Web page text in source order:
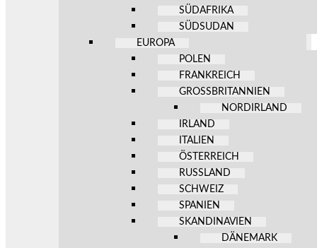
SÜDAFRIKA
SÜDSUDAN
EUROPA
POLEN
FRANKREICH
GROSSBRITANNIEN
NORDIRLAND
IRLAND
ITALIEN
ÖSTERREICH
RUSSLAND
SCHWEIZ
SPANIEN
SKANDINAVIEN
DÄNEMARK